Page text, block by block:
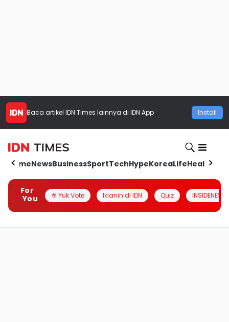
Baca artikel IDN Times lainnya di IDN App Install
HomeNewsBusinessSportTechHypeKoreaLifeHealth
For
You
# Yuk Vote Iklanin di IDN Quiz INSIDENESIA